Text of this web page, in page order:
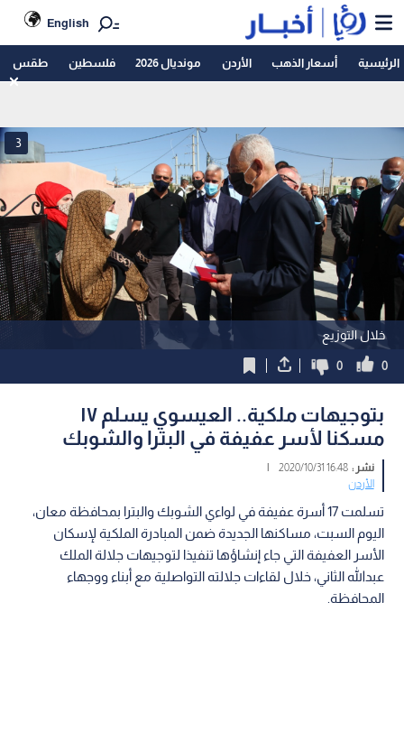
English
الرئيسية أسعار الذهب الأردن مونديال 2026 فلسطين طقس
خلال التوزيع
3
0
0
بتوجيهات ملكية.. العيسوي يسلم ١٧
مسكنا لأسر عفيفة في البترا والشوبك
نشر :16:48 2020/10/31
|
الأردن
تسلمت 17 أسرة عفيفة في لواءي الشوبك والبترا بمحافظة معان،
اليوم السبت، مساكنها الجديدة ضمن المبادرة الملكية لإسكان
الأسر العفيفة التي جاء إنشاؤها تنفيذا لتوجيهات جلالة الملك
عبدالله الثاني، خلال لقاءات جلالته التواصلية مع أبناء ووجهاء
المحافظة.